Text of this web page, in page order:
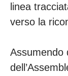
linea
verso la
Assumendo